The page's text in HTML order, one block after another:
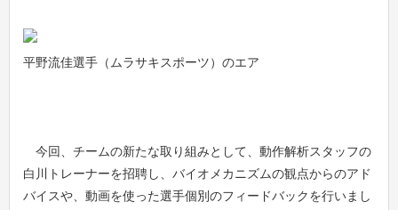
平野流佳選手（ムラサキスポーツ）のエア
今回、チームの新たな取り組みとして、動作解析スタッフの
白川トレーナーを招聘し、バイオメカニズムの観点からのアド
バイスや、動画を使った選手個別のフィードバックを行いまし